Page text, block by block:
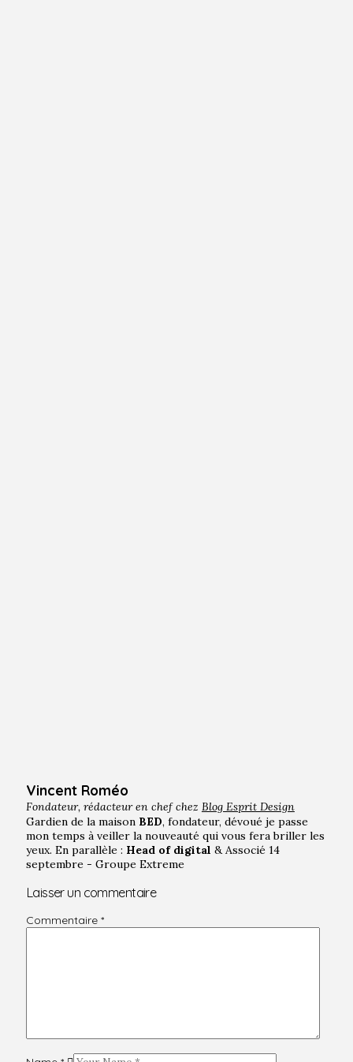
Vincent Roméo
Fondateur, rédacteur en chef chez Blog Esprit Design
Gardien de la maison BED, fondateur, dévoué je passe
mon temps à veiller la nouveauté qui vous fera briller les
yeux. En parallèle : Head of digital & Associé 14
septembre - Groupe Extreme
Laisser un commentaire
Commentaire *